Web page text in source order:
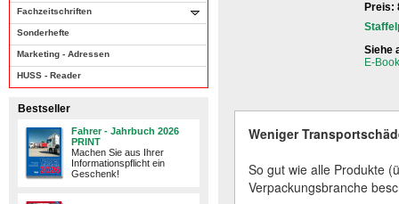
Fachzeitschriften
Sonderhefte
Marketing - Adressen
HUSS - Reader
Bestseller
Fahrer - Jahrbuch 2026
PRINT
Machen Sie aus Ihrer
Informationspflicht ein
Geschenk!
Siehe
E-
Weniger
So gut wie alle Produkte
Verpackungsbranche